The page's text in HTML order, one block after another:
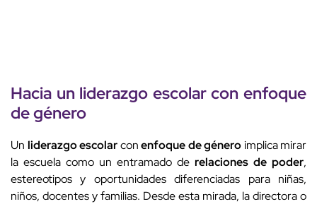
Hacia un liderazgo escolarconenfoque
de género
Un liderazgo escolarconenfoque de géneroimplica mirar
la escuela como un entramado de relaciones de poder,
estereotipos y oportunidades diferenciadas para niñas,
niños, docentes y familias. Desde esta mirada, la directora o